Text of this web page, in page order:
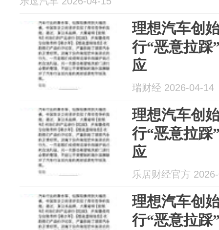
理想汽车创
行“恶意拉踩
应
瑞财经 2026-04-14
理想汽车创
行“恶意拉踩
应
乐居财经官方
理想汽车创
行“恶意拉踩